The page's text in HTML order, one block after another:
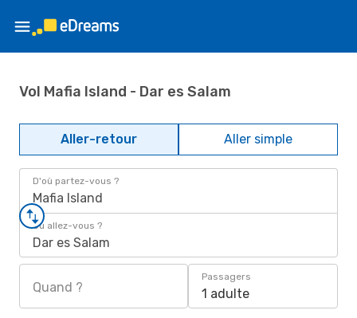
Vol Mafia Island - Dar es Salam
Aller-retour Aller simple
D'où partez-vous ?
Mafia Island
Où allez-vous ?
Dar es Salam
Quand ?
Passagers
1 adulte